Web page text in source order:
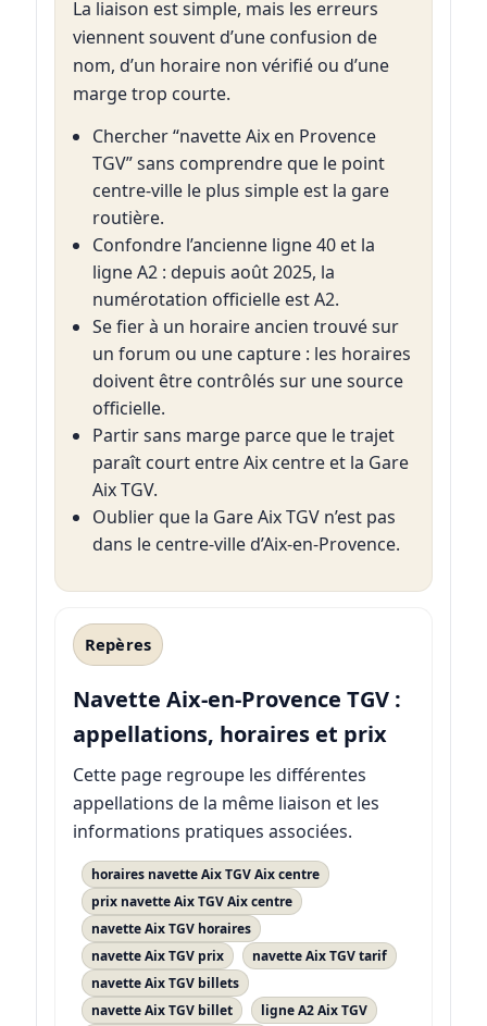
La liaison est simple, mais les erreurs
viennent souvent d’une confusion de
nom, d’un horaire non vérifié ou d’une
marge trop courte.
Chercher “navette Aix en Provence
TGV” sans comprendre que le point
centre-ville le plus simple est la gare
routière.
Confondre l’ancienne ligne 40 et la
ligne A2 : depuis août 2025, la
numérotation officielle est A2.
Se fier à un horaire ancien trouvé sur
un forum ou une capture : les horaires
doivent être contrôlés sur une source
officielle.
Partir sans marge parce que le trajet
paraît court entre Aix centre et la Gare
Aix TGV.
Oublier que la Gare Aix TGV n’est pas
dans le centre-ville d’Aix-en-Provence.
Repères
Navette Aix-en-Provence TGV :
appellations, horaires et prix
Cette page regroupe les différentes
appellations de la même liaison et les
informations pratiques associées.
horaires navette Aix TGV Aix centre
prix navette Aix TGV Aix centre
navette Aix TGV horaires
navette Aix TGV prix
navette Aix TGV tarif
navette Aix TGV billets
navette Aix TGV billet
ligne A2 Aix TGV